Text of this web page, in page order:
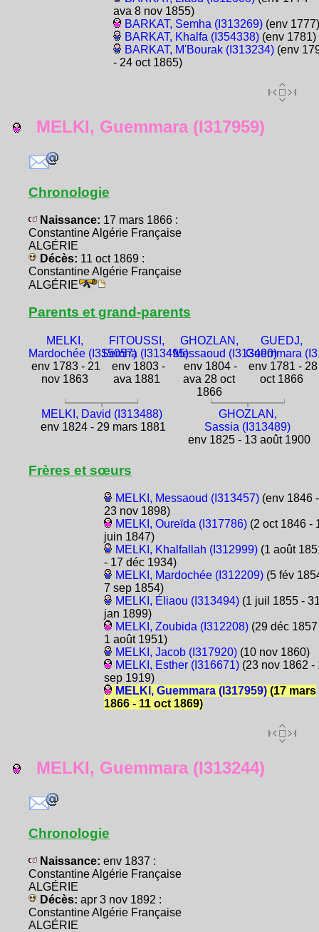
ava 8 nov 1855)
BARKAT, Semha (I313269)(env 1777)
BARKAT, Khalfa (I354338)(env 1781)
BARKAT, M'Bourak (I313234)(env
- 24 oct 1865)
MELKI, Guemmara (I317959)
Chronologie
Naissance: 17 mars 1866 :
Constantine Algérie Française
ALGÉRIE
Décès: 11 oct 1869 :
Constantine Algérie Française
ALGÉRIE
Parents et grand-parents
MELKI,
Mardochée (I315057)
env 1783 - 21
nov 1863
FITOUSSI,
Semha (I313495)
env 1803 -
ava 1881
GHOZLAN,
Messaoud (I313490)
env 1804 -
ava 28 oct
1866
GUEDJ,
Guemmara
env 1781 - 28
oct 1866
MELKI, David (I313488)
env 1824 - 29 mars 1881
GHOZLAN,
Sassia (I313489)
env 1825 - 13 août 1900
Frères et sœurs
MELKI, Messaoud (I313457)(env 1846 -
23 nov 1898)
MELKI, Oureïda (I317786)(2 oct 1846 -
juin 1847)
MELKI, Khalfallah (I312999)(1 août
- 17 déc 1934)
MELKI, Mardochée (I312209)(5 fév
7 sep 1854)
MELKI, Éliaou (I313494)(1 juil 1855 -
jan 1899)
MELKI, Zoubida (I312208)(29 déc 1857
1 août 1951)
MELKI, Jacob (I317920)(10 nov 1860)
MELKI, Esther (I316671)(23 nov 1862 -
sep 1919)
MELKI, Guemmara (I317959)(17 mars
1866 - 11 oct 1869)
MELKI, Guemmara (I313244)
Chronologie
Naissance: env 1837 :
Constantine Algérie Française
ALGÉRIE
Décès: apr 3 nov 1892 :
Constantine Algérie Française
ALGÉRIE